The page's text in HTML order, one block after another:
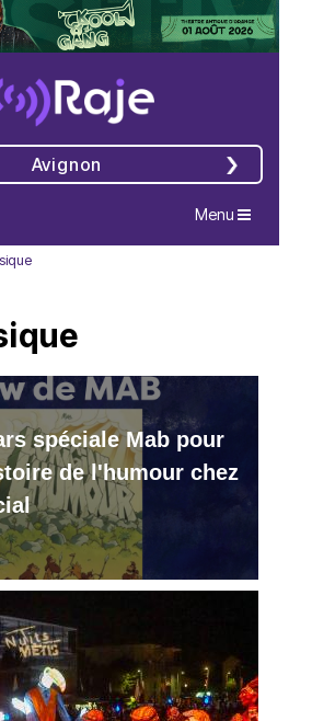
Avignon
Navigation
Menu
spéciale Mab pour
de l'humour chez